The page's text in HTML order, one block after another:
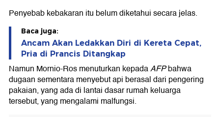
Penyebab kebakaran itu belum diketahui secara jelas.
Baca juga:
Ancam Akan Ledakkan Diri di Kereta Cepat,
Pria di Prancis Ditangkap
Namun Mornio-Ros menuturkan kepadaAFPbahwa
dugaan sementara menyebut api berasal dari pengering
pakaian, yang ada di lantai dasar rumah keluarga
tersebut, yang mengalami malfungsi.